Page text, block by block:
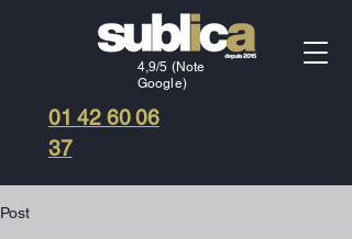
01 42 60 06
37
4,9/5 (Note
Google)
Post